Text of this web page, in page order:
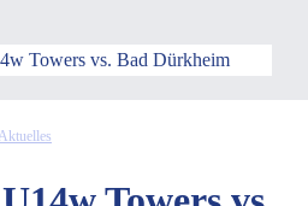
Towers vs. Bad Dürkheim
Aktuelles